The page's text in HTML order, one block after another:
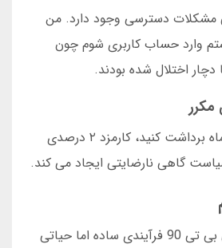
مشکلات دسترسی وجود دارد. من
وارد حساب کاربری شوم چون
اختلال شده بودند.
مکرر
اگر بیش از سه بار در ماه برداشت کنید، کارمزد ۲ درصدی
گاهی نارضایتی ایجاد می کند.
ثبت نام در سایت اس بی تی 90 فرآیندی ساده اما حیاتی